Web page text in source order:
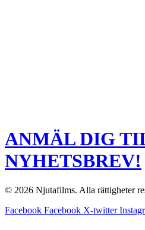
ANMÄL DIG
NYHETSBREV!
© 2026 Njutafilms. Alla rättigheter
Facebook Facebook X-twitter